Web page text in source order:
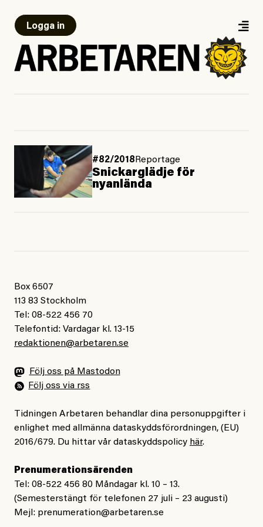
Logga in
#82/2018 Reportage
Snickarglädje för
nyanlända
Box 6507
113 83 Stockholm
Tel: 08-522 456 70
Telefontid: Vardagar kl. 13-15
redaktionen@arbetaren.se
Följ oss på Mastodon
Följ oss via rss
Tidningen Arbetaren behandlar dina personuppgifter i
enlighet med allmänna dataskyddsförordningen, (EU)
2016/679. Du hittar vår dataskyddspolicy här.
Prenumerationsärenden
Tel: 08-522 456 80 Måndagar kl. 10 – 13.
(Semesterstängt för telefonen 27 juli – 23 augusti)
Mejl: prenumeration@arbetaren.se